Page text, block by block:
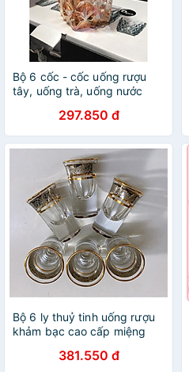
Bộ 6 cốc - cốc uống rượu
tây, uống trà, uống nước
297.850 đ
Bộ 6 ly thuỷ tinh uống rượu
khảm bạc cao cấp miệng
381.550 đ